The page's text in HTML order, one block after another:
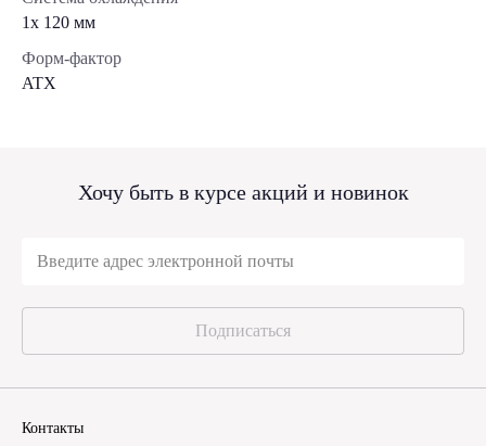
1x 120 мм
Форм-фактор
ATX
Хочу быть в курсе акций и новинок
Подписаться
Контакты